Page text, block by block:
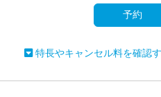
予約
特長やキャンセル料を確認